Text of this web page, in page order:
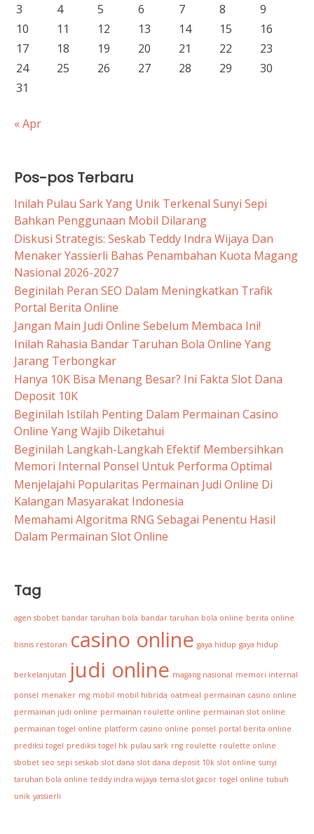
3
4 5 6 7 8
9
10
11 12 13 14 15
16
17
18 19 20 21 22
23
24
25 26 27 28 29
30
31
« Apr
Pos-pos Terbaru
Inilah Pulau Sark Yang Unik Terkenal Sunyi Sepi
Bahkan Penggunaan Mobil Dilarang
Diskusi Strategis: Seskab Teddy Indra Wijaya Dan
Menaker Yassierli Bahas Penambahan Kuota Magang
Nasional 2026-2027
Beginilah Peran SEO Dalam Meningkatkan Trafik
Portal Berita Online
Jangan Main Judi Online Sebelum Membaca Ini!
Inilah Rahasia Bandar Taruhan Bola Online Yang
Jarang Terbongkar
Hanya 10K Bisa Menang Besar? Ini Fakta Slot Dana
Deposit 10K
Beginilah Istilah Penting Dalam Permainan Casino
Online Yang Wajib Diketahui
Beginilah Langkah-Langkah Efektif Membersihkan
Memori Internal Ponsel Untuk Performa Optimal
Menjelajahi Popularitas Permainan Judi Online Di
Kalangan Masyarakat Indonesia
Memahami Algoritma RNG Sebagai Penentu Hasil
Dalam Permainan Slot Online
Tag
agen sbobet bandar taruhan bola bandar taruhan bola online berita online
bisnis restoran casino online gaya hidup gaya hidup
berkelanjutan judi online magang nasional memori internal
ponsel menaker mg mobil mobil hibrida oatmeal permainan casino online
permainan judi online permainan roulette online permainan slot online
permainan togel online platform casino online ponsel portal berita online
prediksi togel prediksi togel hk pulau sark rng roulette roulette online
sbobet seo sepi seskab slot dana slot dana deposit 10k slot online sunyi
taruhan bola online teddy indra wijaya tema slot gacor togel online tubuh
unik yassierli